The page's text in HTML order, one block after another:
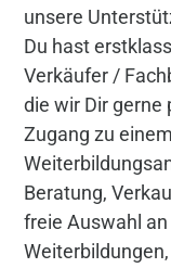
unsere
Du hast
Verkäufer /
die wir Dir gerne
Zugang zu
Beratung,
freie Auswahl